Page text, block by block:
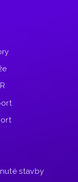
stavby